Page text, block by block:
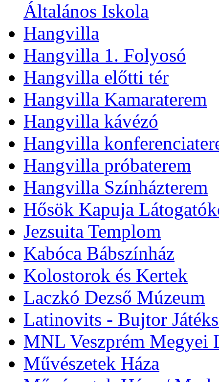
Általános Iskola
Hangvilla
Hangvilla 1. Folyosó
Hangvilla előtti tér
Hangvilla Kamaraterem
Hangvilla kávézó
Hangvilla
Hangvilla próbaterem
Hangvilla Színházterem
Hősök Kapuja
Jezsuita Templom
Kabóca Bábszínház
Kolostorok és Kertek
Laczkó Dezső Múzeum
Latinovits - Bujtor
MNL Veszprém Megyei
Művészetek Háza